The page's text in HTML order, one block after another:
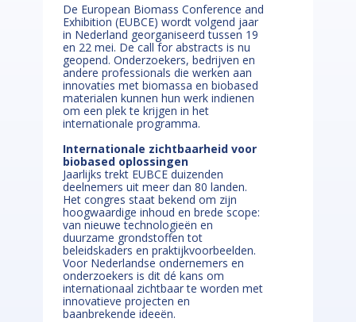
De European Biomass Conference and
Exhibition (EUBCE) wordt volgend jaar
in Nederland georganiseerd tussen 19
en 22 mei. De call for abstracts is nu
geopend. Onderzoekers, bedrijven en
andere professionals die werken aan
innovaties met biomassa en biobased
materialen kunnen hun werk indienen
om een plek te krijgen in het
internationale programma.
Internationale zichtbaarheid voor
biobased oplossingen
Jaarlijks trekt EUBCE duizenden
deelnemers uit meer dan 80 landen.
Het congres staat bekend om zijn
hoogwaardige inhoud en brede scope:
van nieuwe technologieën en
duurzame grondstoffen tot
beleidskaders en praktijkvoorbeelden.
Voor Nederlandse ondernemers en
onderzoekers is dit dé kans om
internationaal zichtbaar te worden met
innovatieve projecten en
baanbrekende ideeën.